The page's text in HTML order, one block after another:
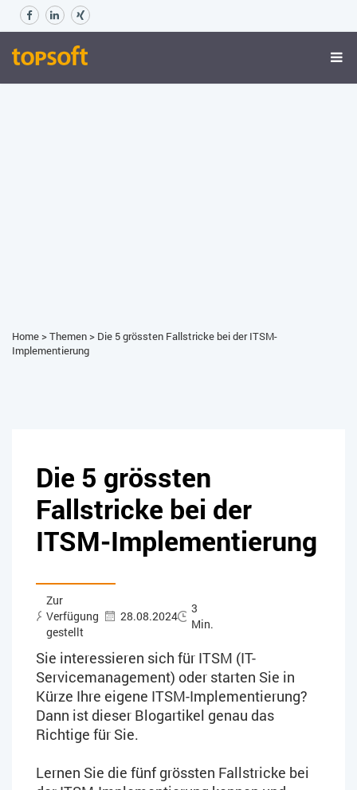
Home>Themen> Die 5 grössten Fallstricke bei der ITSM-
Implementierung
Die 5 grössten
Fallstricke bei der
ITSM-Implementierung
Zur
Verfügung
gestellt
28.08.2024
3
Min.
Sie interessieren sich für ITSM (IT-
Servicemanagement) oder starten Sie in
Kürze Ihre eigene ITSM-Implementierung?
Dann ist dieser Blogartikel genau das
Richtige für Sie.
Lernen Sie die fünf grössten Fallstricke bei